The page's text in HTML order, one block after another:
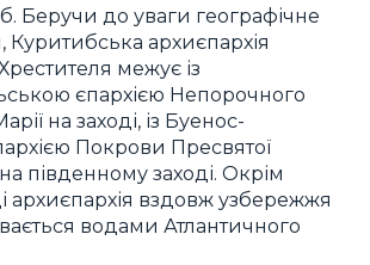
Беручи до уваги географічне
Куритибська архиєпархія
межує із
єпархією Непорочного
на заході, із Буенос-
Покрови Пресвятої
південному заході. Окрім
архиєпархія вздовж узбережжя
водами Атлантичного